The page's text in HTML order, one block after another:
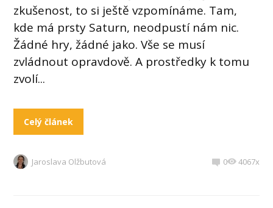
zkušenost, to si ještě vzpomínáme. Tam,
kde má prsty Saturn, neodpustí nám nic.
Žádné hry, žádné jako. Vše se musí
zvládnout opravdově. A prostředky k tomu
zvolí...
Celý článek
Jaroslava Olžbutová 0 4067x